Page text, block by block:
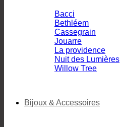
Bacci
Bethléem
Cassegrain
Jouarre
La providence
Nuit des Lumières
Willow Tree
Bijoux & Accessoires